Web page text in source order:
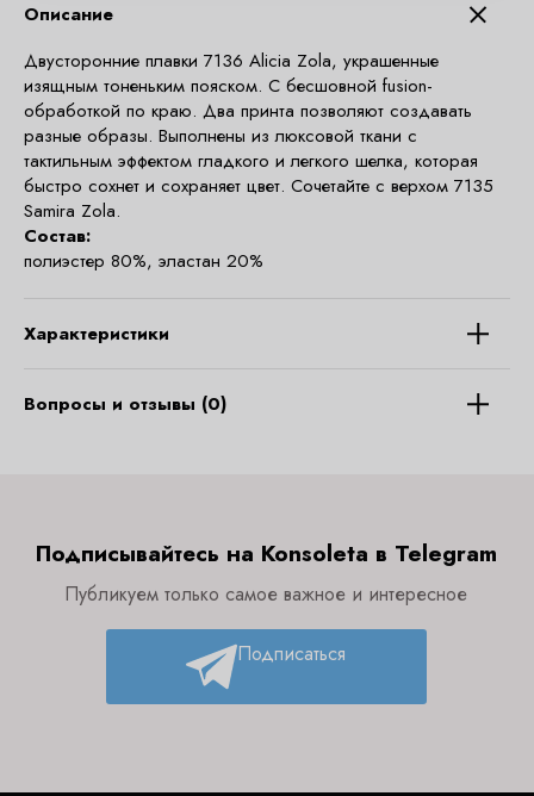
Описание
Двусторонние плавки 7136 Alicia Zola, украшенные
изящным тоненьким пояском. С бесшовной fusion-
обработкой по краю. Два принта позволяют создавать
разные образы. Выполнены из люксовой ткани с
тактильным эффектом гладкого и легкого шелка, которая
быстро сохнет и сохраняет цвет. Сочетайте с верхом 7135
Samira Zola.
Состав:
полиэстер 80%, эластан 20%
Характеристики
Вопросы и отзывы (0)
Подписывайтесь на Konsoleta в Telegram
Публикуем только самое важное и интересное
Подписаться